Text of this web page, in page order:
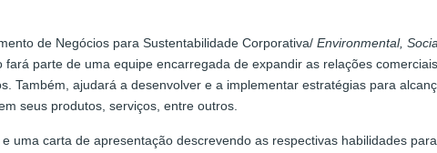
de Negócios para Sustentabilidade Corporativa/ Environmental,
parte de uma equipe encarregada de expandir as relações
Também, ajudará a desenvolver e a implementar estratégias para
seus produtos, serviços, entre outros.
uma carta de apresentação descrevendo as respectivas habilidades